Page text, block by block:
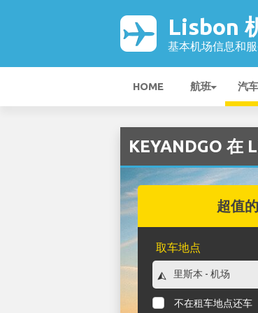
Lisbon
基本机场信息和
HOME 航班 汽
KEYANDGO 在
超值
取车地点
不在租车地点还车